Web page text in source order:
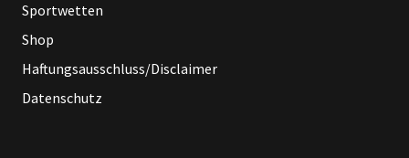
Sportwetten
Shop
Haftungsausschluss/Disclaimer
Datenschutz